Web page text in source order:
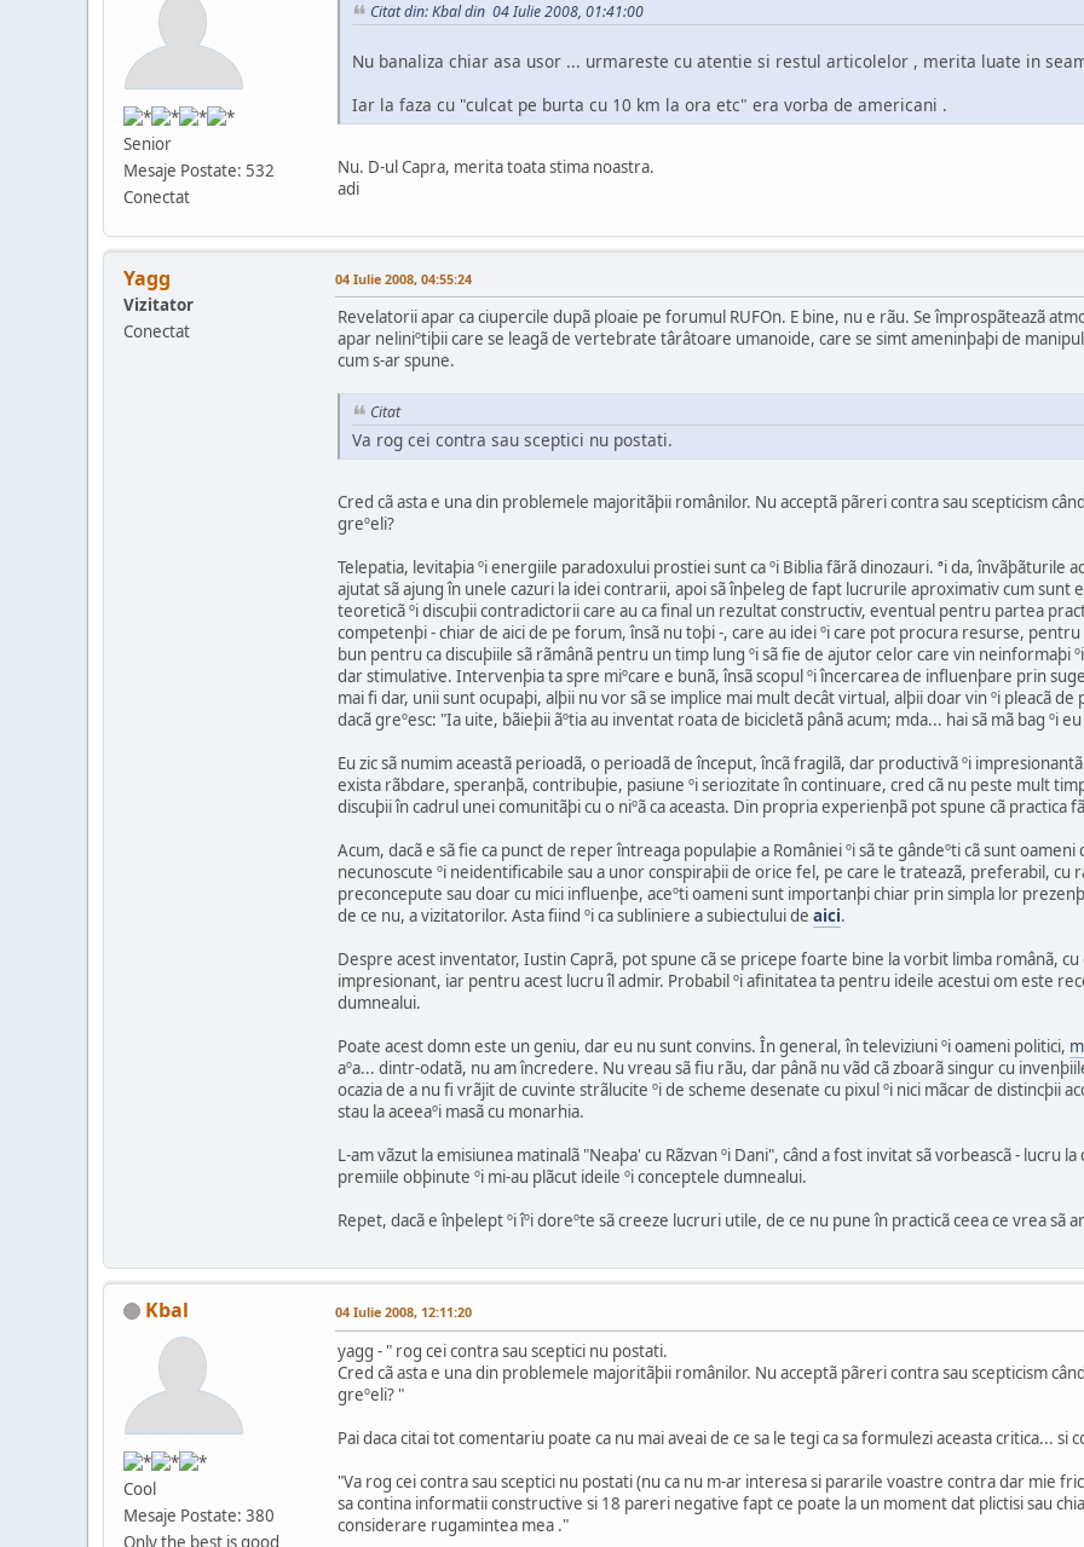
Senior
Mesaje Postate: 532
Conectat
Citat din: Kbal din 04 Iulie 2008, 01:41:00
Nu banaliza chiar asa usor ... urmareste cu atentie si restul articolelor , merita luate in
Iar la faza cu "culcat pe burta cu 10 km la ora etc" era vorba de americani .
Nu. D-ul Capra, merita toata stima noastra.
adi
Yagg
Vizitator
Conectat
04 Iulie 2008, 04:55:24
Revelatorii apar ca ciupercile dupã ploaie pe forumul RUFOn. E bine, nu e rãu. Se împrospãteazã
apar neliniºtiþii care se leagã de vertebrate târâtoare umanoide, care se simt ameninþaþi de
cum s-ar spune.
Citat
Va rog cei contra sau sceptici nu postati.
Cred cã asta e una din problemele majoritãþii românilor. Nu acceptã pãreri contra sau scepticism
greºeli?
Telepatia, levitaþia ºi energiile paradoxului prostiei sunt ca ºi Biblia fãrã dinozauri. ªi da, învãþãturile
ajutat sã ajung în unele cazuri la idei contrarii, apoi sã înþeleg de fapt lucrurile aproximativ cum
teoreticã ºi discuþii contradictorii care au ca final un rezultat constructiv, eventual pentru partea
competenþi - chiar de aici de pe forum, însã nu toþi -, care au idei ºi care pot procura resurse,
bun pentru ca discuþiile sã rãmânã pentru un timp lung ºi sã fie de ajutor celor care vin neinformaþi
dar stimulative. Intervenþia ta spre miºcare e bunã, însã scopul ºi încercarea de influenþare prin
mai fi dar, unii sunt ocupaþi, alþii nu vor sã se implice mai mult decât virtual, alþii doar vin ºi pleacã
dacã greºesc: "Ia uite, bãieþii ãºtia au inventat roata de bicicletã pânã acum; mda... hai sã mã bag ºi
Eu zic sã numim aceastã perioadã, o perioadã de început, încã fragilã, dar productivã ºi
exista rãbdare, speranþã, contribuþie, pasiune ºi seriozitate în continuare, cred cã nu peste mult
discuþii în cadrul unei comunitãþi cu o niºã ca aceasta. Din propria experienþã pot spune cã practica
Acum, dacã e sã fie ca punct de reper întreaga populaþie a României ºi sã te gândeºti cã sunt
necunoscute ºi neidentificabile sau a unor conspiraþii de orice fel, pe care le trateazã, preferabil, cu
preconcepute sau doar cu mici influenþe, aceºti oameni sunt importanþi chiar prin simpla lor
de ce nu, a vizitatorilor. Asta fiind ºi ca subliniere a subiectului de aici.
Despre acest inventator, Iustin Caprã, pot spune cã se pricepe foarte bine la vorbit limba românã,
impresionant, iar pentru acest lucru îl admir. Probabil ºi afinitatea ta pentru ideile acestui om este
dumnealui.
Poate acest domn este un geniu, dar eu nu sunt convins. În general, în televiziuni ºi oameni politici,
aºa... dintr-odatã, nu am încredere. Nu vreau sã fiu rãu, dar pânã nu vãd cã zboarã singur cu
ocazia de a nu fi vrãjit de cuvinte strãlucite ºi de scheme desenate cu pixul ºi nici mãcar de distincþii
stau la aceeaºi masã cu monarhia.
L-am vãzut la emisiunea matinalã "Neaþa' cu Rãzvan ºi Dani", când a fost invitat sã vorbeascã - lucru
premiile obþinute ºi mi-au plãcut ideile ºi conceptele dumnealui.
Repet, dacã e înþelept ºi îºi doreºte sã creeze lucruri utile, de ce nu pune în practicã ceea ce vrea sã
Kbal
Cool
Mesaje Postate: 380
Only the best is good
04 Iulie 2008, 12:11:20
yagg - " rog cei contra sau sceptici nu postati.
Cred cã asta e una din problemele majoritãþii românilor. Nu acceptã pãreri contra sau scepticism
greºeli? "
Pai daca citai tot comentariu poate ca nu mai aveai de ce sa le tegi ca sa formulezi aceasta critica... si
"Va rog cei contra sau sceptici nu postati (nu ca nu m-ar interesa si pararile voastre contra dar mie
sa contina informatii constructive si 18 pareri negative fapt ce poate la un moment dat plictisi sau
considerare rugamintea mea ."